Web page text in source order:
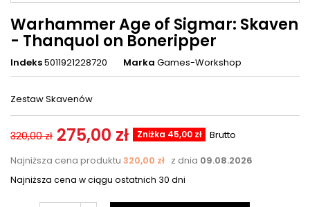
Warhammer Age of Sigmar: Skaven
- Thanquol on Boneripper
Indeks5011921228720 Marka Games-Workshop
Zestaw Skavenów
320,00 zł 275,00 zł Zniżka 45,00 zł
Brutto
Najniższa cena produktu 320,00 zł z dnia 09.08.2026
Najniższa cena w ciągu ostatnich 30 dni